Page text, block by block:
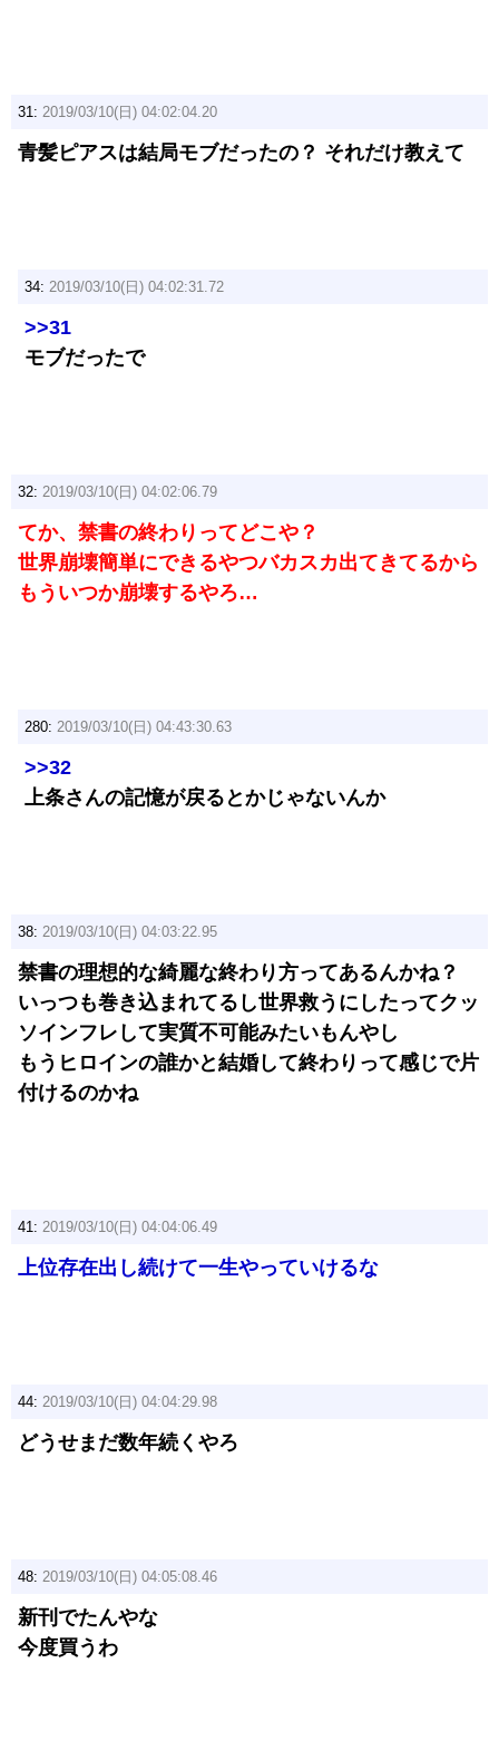
31: 2019/03/10(日) 04:02:04.20
青髪ピアスは結局モブだったの？ それだけ教えて
34: 2019/03/10(日) 04:02:31.72
>>31
モブだったで
32: 2019/03/10(日) 04:02:06.79
てか、禁書の終わりってどこや？
世界崩壊簡単にできるやつバカスカ出てきてるから
もういつか崩壊するやろ…
280: 2019/03/10(日) 04:43:30.63
>>32
上条さんの記憶が戻るとかじゃないんか
38: 2019/03/10(日) 04:03:22.95
禁書の理想的な綺麗な終わり方ってあるんかね？
いっつも巻き込まれてるし世界救うにしたってクッ
ソインフレして実質不可能みたいもんやし
もうヒロインの誰かと結婚して終わりって感じで片
付けるのかね
41: 2019/03/10(日) 04:04:06.49
上位存在出し続けて一生やっていけるな
44: 2019/03/10(日) 04:04:29.98
どうせまだ数年続くやろ
48: 2019/03/10(日) 04:05:08.46
新刊でたんやな
今度買うわ